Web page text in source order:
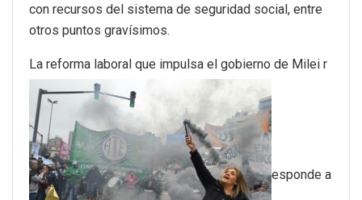
con recursos del sistema de seguridad social, entre
otros puntos gravísimos.
La reforma laboral que impulsa el gobierno de Milei r
esponde a